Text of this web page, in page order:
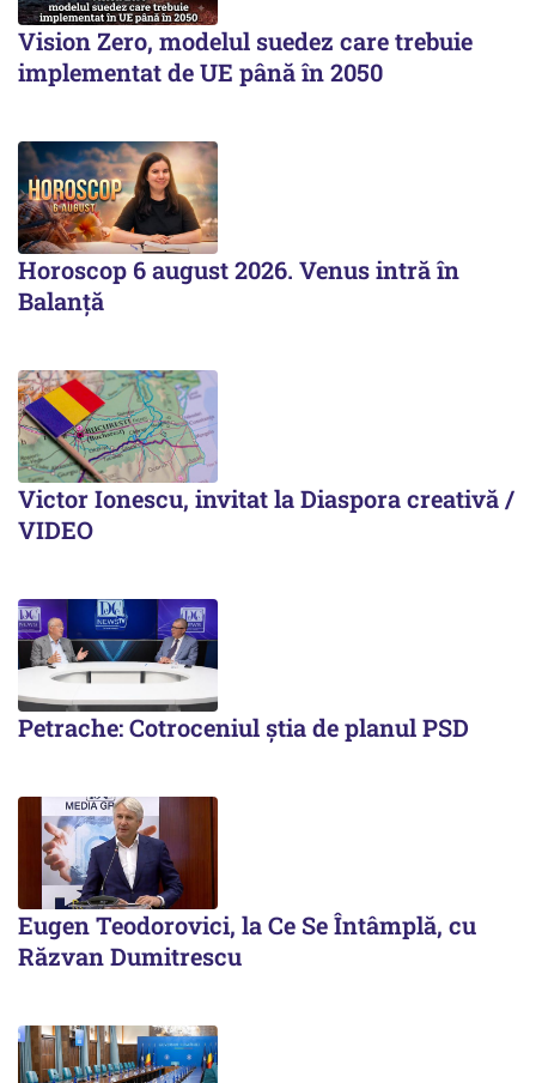
Vision Zero, modelul suedez care trebuie
implementat de UE până în 2050
Horoscop 6 august 2026. Venus intră în
Balanță
Victor Ionescu, invitat la Diaspora creativă /
VIDEO
Petrache: Cotroceniul știa de planul PSD
Eugen Teodorovici, la Ce Se Întâmplă, cu
Răzvan Dumitrescu